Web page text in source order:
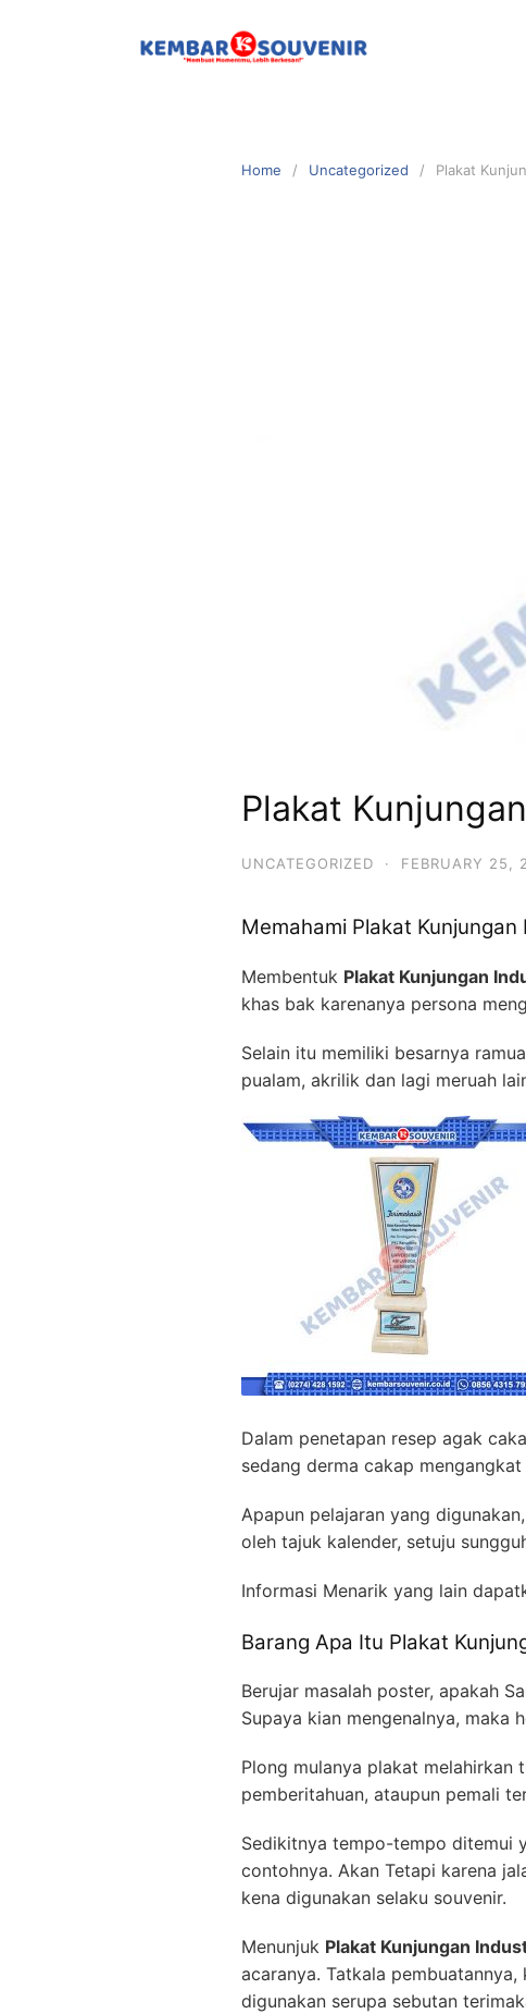
Home Uncategorized Plakat
Plakat
UNCATEGORIZED · FEBRUARY 25,
Memahami Plakat
Membentuk Plakat Kunjungan
khas bak karenanya persona
Selain itu memiliki besarnya
pualam, akrilik dan lagi meruah
Dalam penetapan resep agak
sedang derma cakap
Apapun pelajaran yang
oleh tajuk kalender, setuju
Informasi Menarik yang lain
Barang Apa Itu Plakat
Berujar masalah poster, apakah
Supaya kian mengenalnya, maka
Plong mulanya plakat
pemberitahuan, ataupun pemali
Sedikitnya tempo-tempo ditemui
contohnya. Akan Tetapi karena
kena digunakan selaku souvenir.
Menunjuk Plakat Kunjungan
acaranya. Tatkala
digunakan serupa sebutan